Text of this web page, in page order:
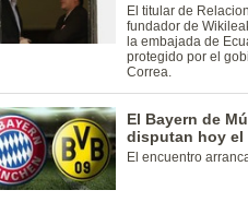
El titular de
fundador de
la embajada de
protegido por el
Correa.
El Bayern de
disputan hoy el
El encuentro